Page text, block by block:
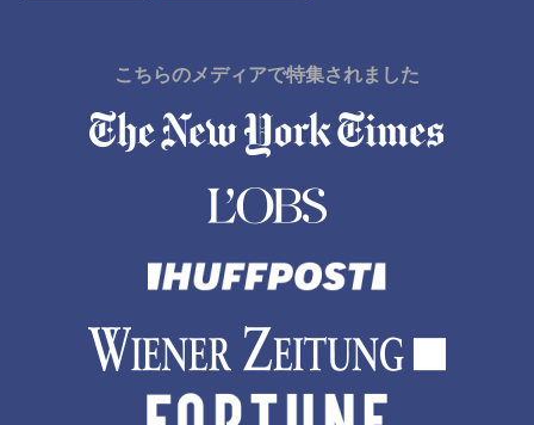
こちらのメディアで特集されました